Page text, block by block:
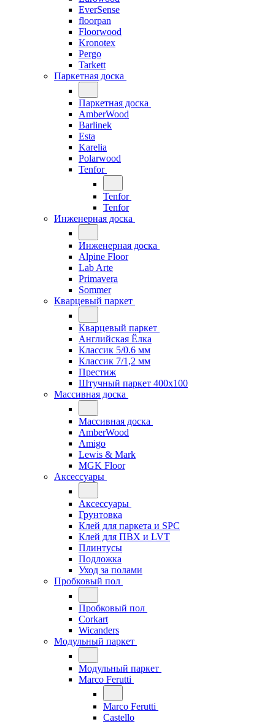
EverSense
floorpan
Floorwood
Kronotex
Pergo
Tarkett
Паркетная доска
Паркетная доска
AmberWood
Barlinek
Esta
Karelia
Polarwood
Tenfor
Tenfor
Tenfor
Инженерная доска
Инженерная доска
Alpine Floor
Lab Arte
Primavera
Sommer
Кварцевый паркет
Кварцевый паркет
Английская Ёлка
Классик 5/0.6 мм
Классик 7/1,2 мм
Престиж
Штучный паркет 400x100
Массивная доска
Массивная доска
AmberWood
Amigo
Lewis & Mark
MGK Floor
Аксессуары
Аксессуары
Грунтовка
Клей для паркета и SPC
Клей для ПВХ и LVT
Плинтусы
Подложка
Уход за полами
Пробковый пол
Пробковый пол
Corkart
Wicanders
Модульный паркет
Модульный паркет
Marco Ferutti
Marco Ferutti
Castello